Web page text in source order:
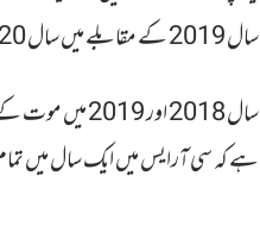
سال 2019 کے مقابلے میں سال 2020 میں موت کے اندراج میں 4.74 لاکھ کا اضافہ ہوا ہے۔
ہے کہ سی آرایس میں ایک سال میں